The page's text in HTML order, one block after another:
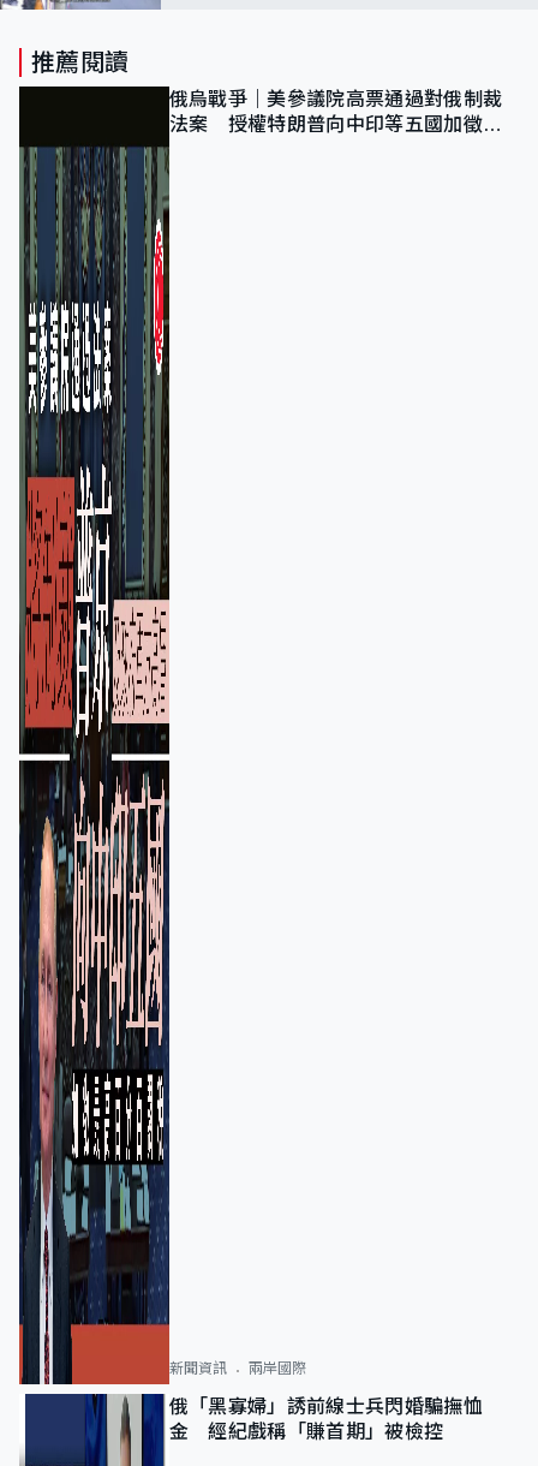
推薦閱讀
俄烏戰爭｜美參議院高票通過對俄制裁
法案 授權特朗普向中印等五國加徵
100%關稅
新聞資訊 兩岸國際
俄「黑寡婦」誘前線士兵閃婚騙撫恤
金 經紀戲稱「賺首期」被檢控